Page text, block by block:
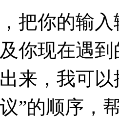
把你的输
你现在遇
来，我可
”的顺序，